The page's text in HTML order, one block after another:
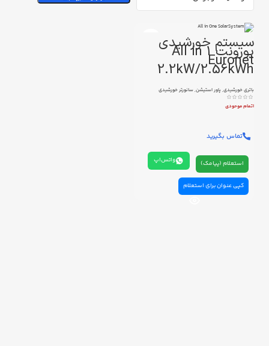
سیستم خورشیدی
یورونت All in 1Euronet
2.2kW/2.56kWh
باتری خورشیدی,پاور استیشن,سانورتر خورشیدی
اتمام موحودی
تماس بگیرید
استعلام (پیامک) واتس‌اپ
کپی عنوان برای استعلام